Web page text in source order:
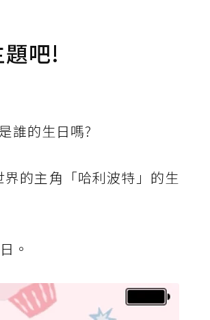
吧!
誰的生日嗎?
的主角「哈利波特」的生
。